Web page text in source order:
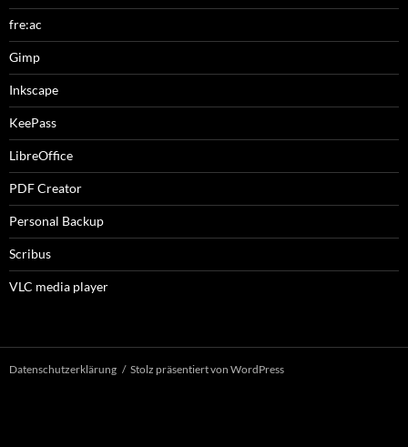
fre:ac
Gimp
Inkscape
KeePass
LibreOffice
PDF Creator
Personal Backup
Scribus
VLC media player
Datenschutzerklärung Stolz präsentiert von WordPress